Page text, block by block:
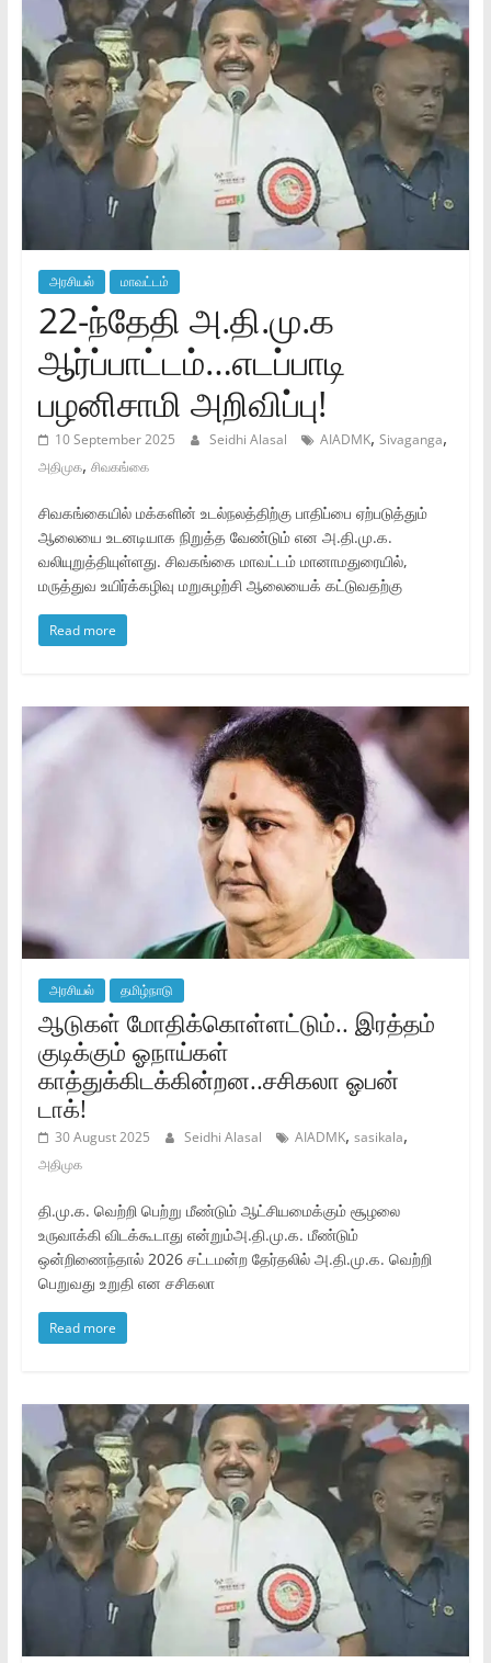
அரசியல் மாவட்டம்
22-ந்தேதி அ.தி.மு.க
ஆர்ப்பாட்டம்…எடப்பாடி
பழனிசாமி அறிவிப்பு!
10 September 2025 Seidhi Alasal AIADMK, Sivaganga,
அதிமுக, சிவகங்கை
சிவகங்கையில் மக்களின் உடல்நலத்திற்கு பாதிப்பை ஏற்படுத்தும்
ஆலையை உடனடியாக நிறுத்த வேண்டும் என அ.தி.மு.க.
வலியுறுத்தியுள்ளது. சிவகங்கை மாவட்டம் மானாமதுரையில்,
மருத்துவ உயிர்க்கழிவு மறுசுழற்சி ஆலையைக் கட்டுவதற்கு
Read more
அரசியல் தமிழ்நாடு
ஆடுகள் மோதிக்கொள்ளட்டும்.. இரத்தம்
குடிக்கும் ஓநாய்கள்
காத்துக்கிடக்கின்றன..சசிகலா ஓபன்
டாக்!
30 August 2025 Seidhi Alasal AIADMK, sasikala,
அதிமுக
தி.மு.க. வெற்றி பெற்று மீண்டும் ஆட்சியமைக்கும் சூழலை
உருவாக்கி விடக்கூடாது என்றும்அ.தி.மு.க. மீண்டும்
ஒன்றிணைந்தால் 2026 சட்டமன்ற தேர்தலில் அ.தி.மு.க. வெற்றி
பெறுவது உறுதி என சசிகலா
Read more